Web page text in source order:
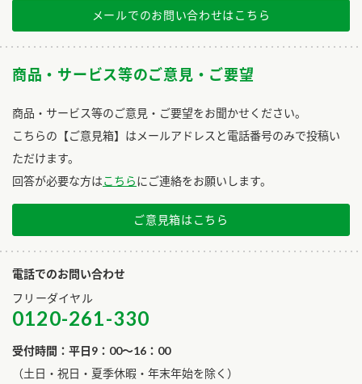
メールでのお問い合わせはこちら
商品・サービス等のご意見・ご要望
商品・サービス等のご意見・ご要望をお聞かせください。
こちらの【ご意見箱】はメールアドレスと電話番号のみで投稿い
ただけます。
回答が必要な方はこちらにご連絡をお願いします。
ご意見箱はこちら
電話でのお問い合わせ
フリーダイヤル
0120-261-330
受付時間：平日9：00～16：00
​（土日・祝日・夏季休暇・年末年始を除く）